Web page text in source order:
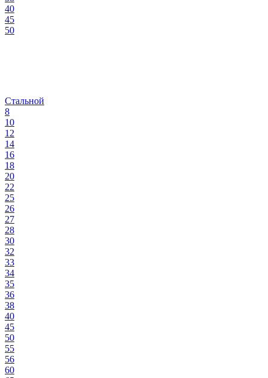
40
45
50
Стальной
8
10
12
14
16
18
20
22
25
26
27
28
30
32
33
34
35
36
38
40
45
50
55
56
60